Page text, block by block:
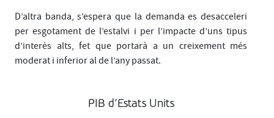
D’altra banda, s’espera que la demanda es desacceleri
per esgotament de l’estalvi i per l’impacte d’uns tipus
d’interès alts, fet que portarà a un creixement més
moderat i inferior al de l’any passat.
PIB d’Estats Units